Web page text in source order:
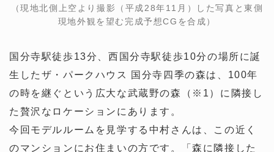
（現地北側上空より撮影（平成28年11月）した写真と東側
現地外観を望む完成予想CGを合成）
国分寺駅徒歩13分、西国分寺駅徒歩10分の場所に誕
生したザ・パークハウス 国分寺四季の森は、100年
の時を継ぐという広大な武蔵野の森（※1）に隣接し
た贅沢なロケーションにあります。
今回モデルルームを見学する中村さんは、この近く
のマンションにお住まいの方です。「森に隣接した